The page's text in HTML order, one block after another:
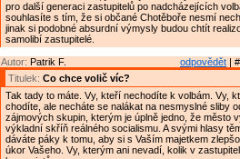
pro další generaci zastupitelů po nadcházejících
souhlasíte s tím, že si občané Chotěboře nesmí
jinak si podobné absurdní výmysly budou chtít
samolibí zastupitelé.
odpovědět |
Autor: Patrik F.
Titulek: Co chce volič víc?
Tak tady to máte. Vy, kteří nechodíte k volbám. Vy,
chodíte, ale necháte se nalákat na nesmyslné sliby
zájmových skupin, kterým je úplně jedno, že město
výkladní skříň reálného socialismu. A svými hlasy
dáváte páky k tomu, aby si s Vaším majetkem
úkor Vašeho. Vy, kterým ani nevadí, kolik v